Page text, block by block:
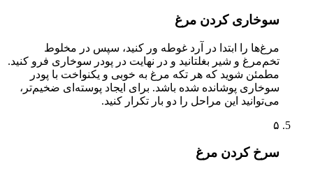
سوخاری کردن مرغ
مرغ‌ها را ابتدا در آرد غوطه ور کنید، سپس در مخلوط
تخم‌مرغ و شیر بغلتانید و در نهایت در پودر سوخاری فرو کنید.
مطمئن شوید که هر تکه مرغ به خوبی و یکنواخت با پودر
سوخاری پوشانده شده باشد. برای ایجاد پوسته‌ای ضخیم‌تر،
می‌توانید این مراحل را دو بار تکرار کنید.
سرخ کردن مرغ